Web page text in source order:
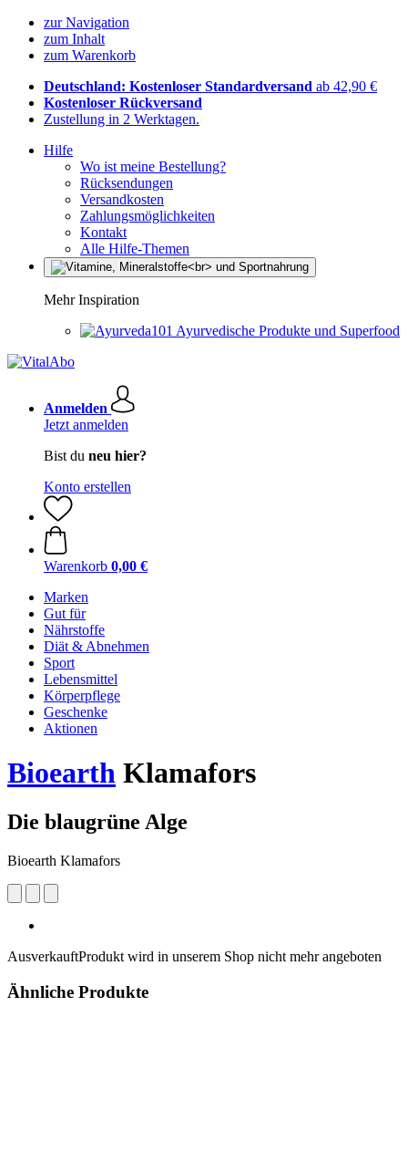
zur Navigation
zum Inhalt
zum Warenkorb
Deutschland: Kostenloser Standardversand ab 42,90 €
Kostenloser Rückversand
Zustellung in 2 Werktagen.
Hilfe
Wo ist meine Bestellung?
Rücksendungen
Versandkosten
Zahlungsmöglichkeiten
Kontakt
Alle Hilfe-Themen
Mehr Inspiration
Ayurvedische Produkte und Superfood
Anmelden
Jetzt anmelden
Bist du neu hier?
Konto erstellen
Warenkorb 0,00 €
Marken
Gut für
Nährstoffe
Diät & Abnehmen
Sport
Lebensmittel
Körperpflege
Geschenke
Aktionen
Bioearth Klamafors
Die blaugrüne Alge
Bioearth Klamafors
AusverkauftProdukt wird in unserem Shop nicht mehr angeboten
Ähnliche Produkte